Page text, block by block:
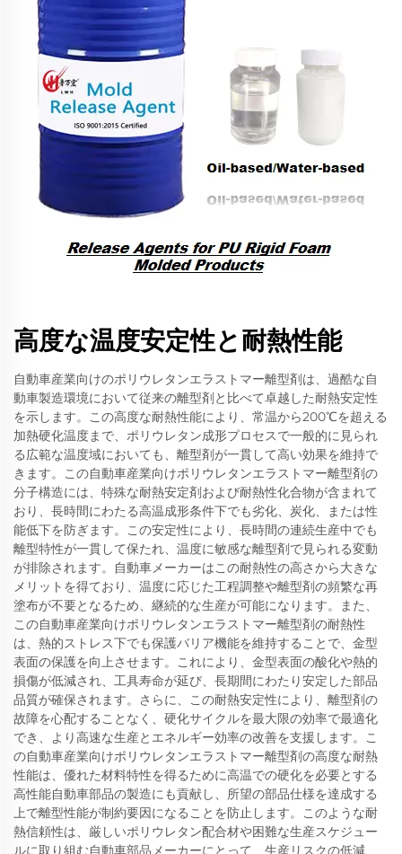
高度な温度安定性と耐熱性能
自動車産業向けのポリウレタンエラストマー離型剤は、過酷な自
動車製造環境において従来の離型剤と比べて卓越した耐熱安定性
を示します。この高度な耐熱性能により、常温から200℃を超える
加熱硬化温度まで、ポリウレタン成形プロセスで一般的に見られ
る広範な温度域においても、離型剤が一貫して高い効果を維持で
きます。この自動車産業向けポリウレタンエラストマー離型剤の
分子構造には、特殊な耐熱安定剤および耐熱性化合物が含まれて
おり、長時間にわたる高温成形条件下でも劣化、炭化、または性
能低下を防ぎます。この安定性により、長時間の連続生産中でも
離型特性が一貫して保たれ、温度に敏感な離型剤で見られる変動
が排除されます。自動車メーカーはこの耐熱性の高さから大きな
メリットを得ており、温度に応じた工程調整や離型剤の頻繁な再
塗布が不要となるため、継続的な生産が可能になります。また、
この自動車産業向けポリウレタンエラストマー離型剤の耐熱性
は、熱的ストレス下でも保護バリア機能を維持することで、金型
表面の保護を向上させます。これにより、金型表面の酸化や熱的
損傷が低減され、工具寿命が延び、長期間にわたり安定した部品
品質が確保されます。さらに、この耐熱安定性により、離型剤の
故障を心配することなく、硬化サイクルを最大限の効率で最適化
でき、より高速な生産とエネルギー効率の改善を支援します。こ
の自動車産業向けポリウレタンエラストマー離型剤の高度な耐熱
性能は、優れた材料特性を得るために高温での硬化を必要とする
高性能自動車部品の製造にも貢献し、所望の部品仕様を達成する
上で離型性能が制約要因になることを防止します。このような耐
熱信頼性は、厳しいポリウレタン配合材や困難な生産スケジュー
ルに取り組む自動車部品メーカーにとって、生産リスクの低減、